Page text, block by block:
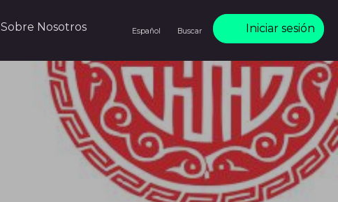
Sobre Nosotros Español Buscar Iniciar sesión